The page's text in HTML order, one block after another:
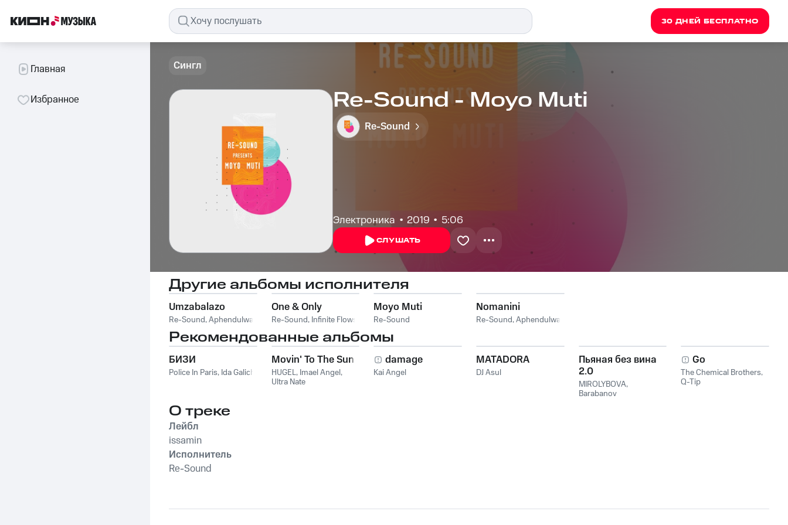
30 ДНЕЙ БЕСПЛАТНО
Главная
Избранное
Сингл
Re-Sound - Moyo Muti
Re-Sound
Электроника 2019 5:06
СЛУШАТЬ
Другие альбомы исполнителя
Umzabalazo
Re-Sound,Aphendulwa
One & Only
Re-Sound, Infinite Flows
Moyo Muti
Re-Sound
Nomanini
Re-Sound,Aphendulwa
Рекомендованные альбомы
БИЗИ
Police In Paris, Ida Galich
Movin' To The Sun
HUGEL, Imael Angel,
Ultra Nate
damage
Kai Angel
MATADORA
DJ Asul
Пьяная без вина
2.0
MIROLYBOVA,
Barabanov
Go
The Chemical Brothers,
Q-Tip
О треке
Лейбл
issamin
Исполнитель
Re-Sound